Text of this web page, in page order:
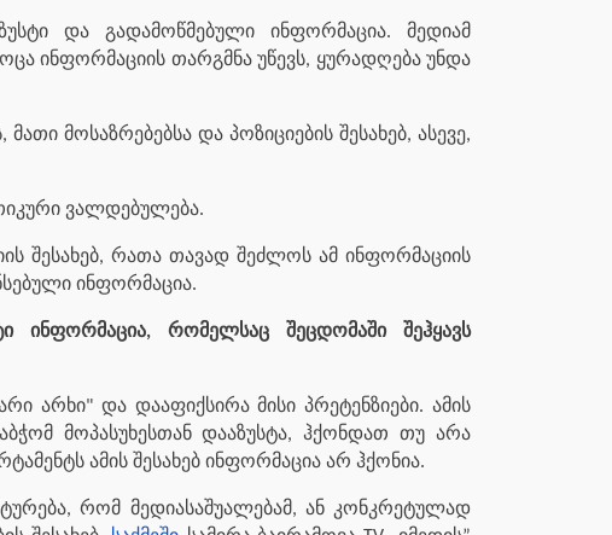
და გადამოწმებული ინფორმაცია. მედიამ
ინფორმაციის თარგმნა უწევს, ყურადღება უნდა
მოსაზრებებსა და პოზიციების შესახებ, ასევე,
ვალდებულება.
შესახებ, რათა თავად შეძლოს ამ ინფორმაციის
ინფორმაცია.
ინფორმაცია, რომელსაც შეცდომაში შეჰყავს
არხი" და დააფიქსირა მისი პრეტენზიები. ამის
მოპასუხესთან დააზუსტა, ჰქონდათ თუ არა
ამის შესახებ ინფორმაცია არ ჰქონია.
რომ მედიასაშუალებამ, ან კონკრეტულად